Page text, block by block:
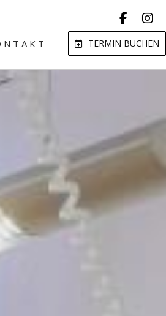
TERMIN BUCHEN